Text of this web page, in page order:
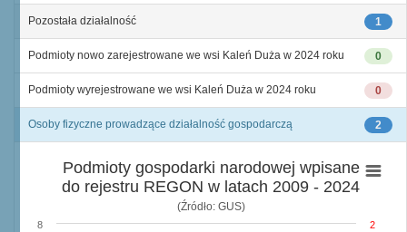
1
Pozostała działalność
0
Podmioty nowo zarejestrowane we wsi Kaleń Duża w 2024 roku
0
Podmioty wyrejestrowane we wsi Kaleń Duża w 2024 roku
2
Osoby fizyczne prowadzące działalność gospodarczą
Podmioty gospodarki narodowej wpisane
do rejestru REGON w latach 2009 - 2024
(Źródło: GUS)
8 2